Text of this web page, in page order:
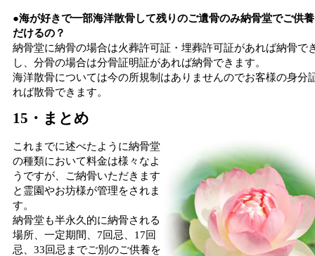
●海が好きで一部海洋散骨して残りのご遺骨のみ納骨堂でご供
だけるの？
納骨堂に納骨の場合は火葬許可証・埋葬許可証があれば納骨で
し、分骨の場合は分骨証明証があれば納骨できます。
海洋散骨については今の所規制はありませんのでお客様の身分
れば散骨できます。
15・まとめ
これまでに述べたように納骨堂
の種類において料金は様々なよ
うですが、ご納骨いただきます
と霊園やお坊様が管理をされま
す。
納骨堂も半永久的に納骨される
場所、一定期間、7回忌、17回
忌、33回忌までご別のご供養を